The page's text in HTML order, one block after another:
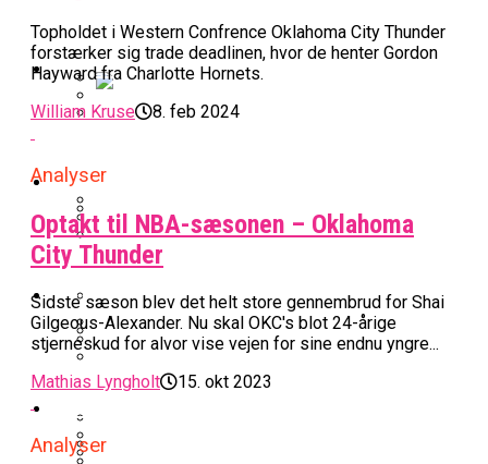
Guard På Plads
Basketligaen
Spanske Række
Warriors Forlænger Med Succestræner
Miami Heat Smider Skandaleramt Spiller
Stjerne Akut Opereret: Misser Nøglekampe
All-Star Guard Nærmer Sig Comeback
Efter Uhyggelig Skade
EuroLeague
EuroLeague
Anders Sommer Scorer Kæmpe Trænerjob
I EuroLeague
Sølv Til Tobias Jensen: Bayern Er Tysk
Kvindebasketligaen
College Er Slut: Frida Formann Fortsætter
Efter ‘The Double’: Kvindebasketligaens
Podcast
Podcast: “Med Lars Og Torben Som
Trænere, Gav Man Sig 100 Procent”
Video
Topholdet i Western Confrence Oklahoma City Thunder
forstærker sig trade deadlinen, hvor de henter Gordon
Hayward fra Charlotte Hornets.
William Kruse
8. feb 2024
Analyser
Optakt til NBA-sæsonen – Oklahoma
City Thunder
Sidste sæson blev det helt store gennembrud for Shai
Gilgeous-Alexander. Nu skal OKC's blot 24-årige
stjerneskud for alvor vise vejen for sine endnu yngre...
Mathias Lyngholt
15. okt 2023
Analyser